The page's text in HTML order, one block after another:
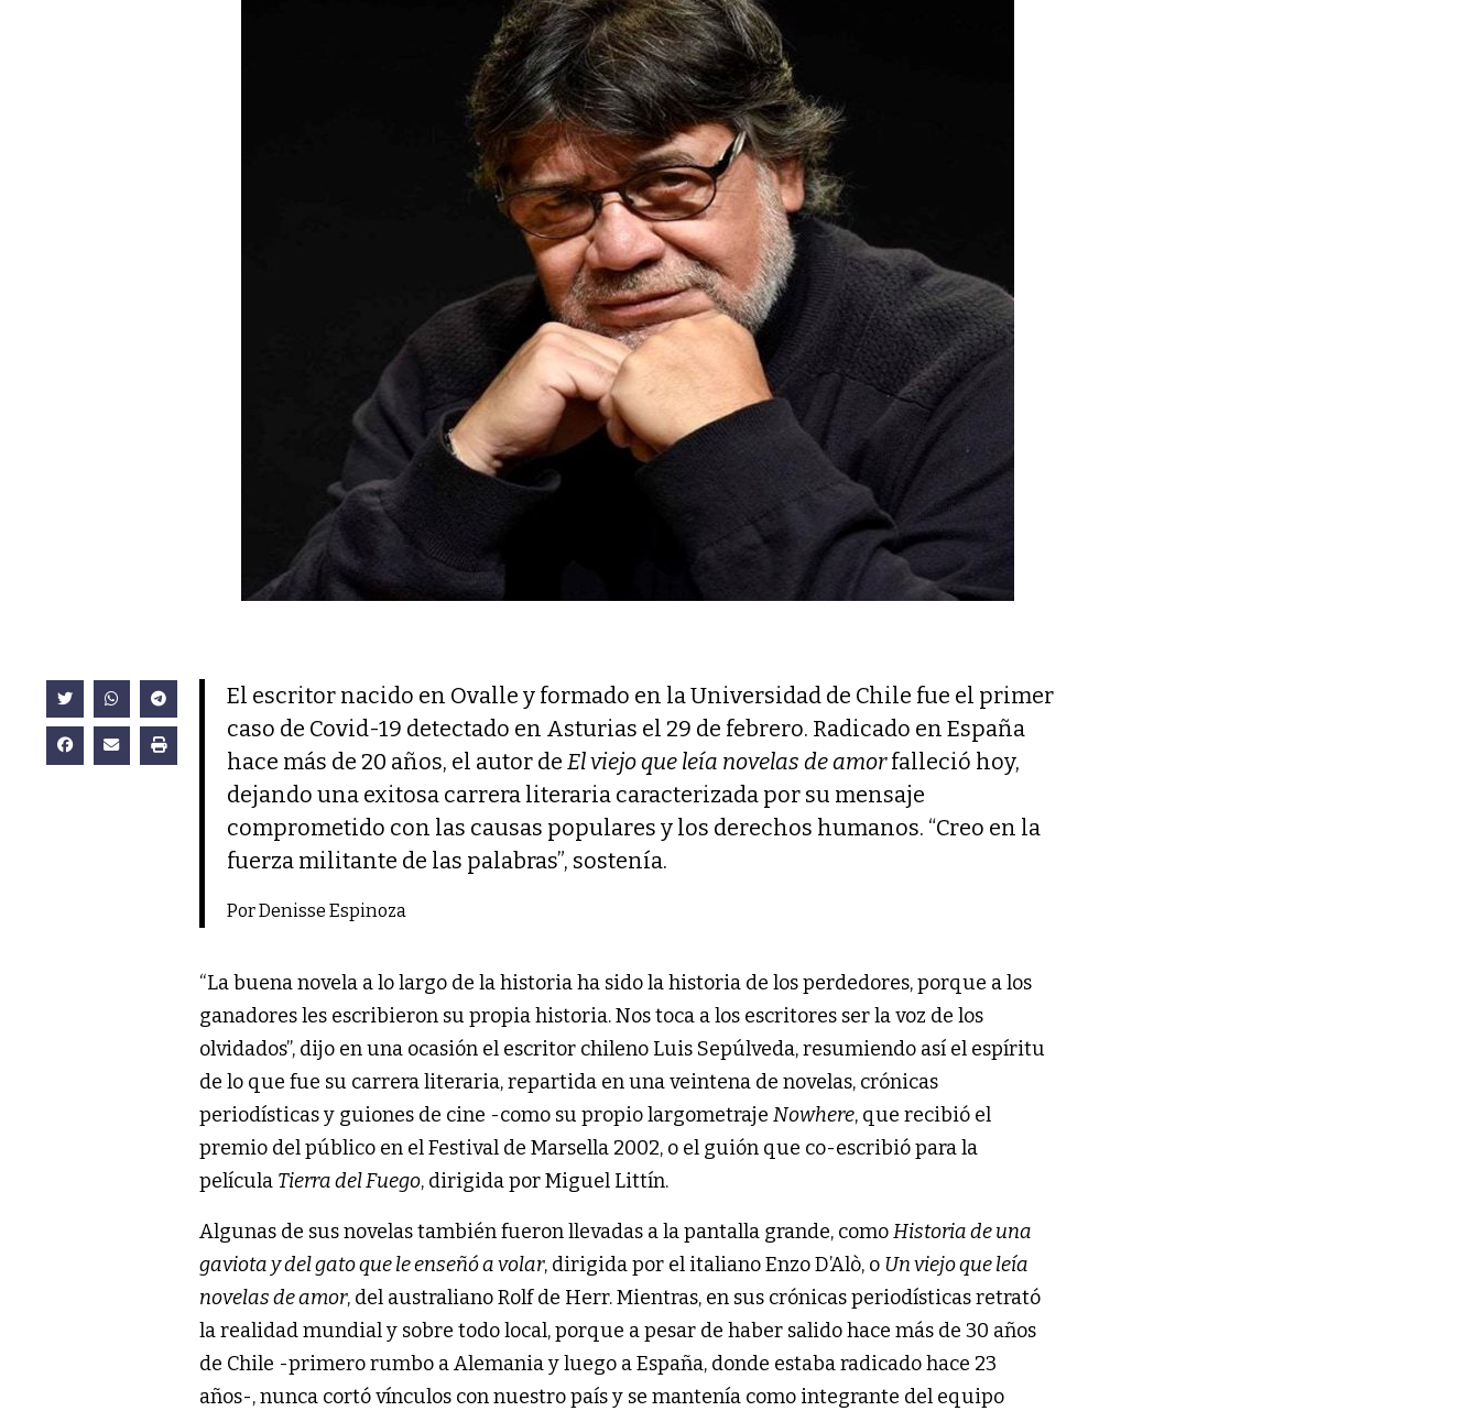
El escritor nacido en Ovalle y formado en la Universidad de Chile fue el primer
caso de Covid-19 detectado en Asturias el 29 de febrero. Radicado en España
hace más de 20 años, el autor de El viejo que leía novelas de amorfalleció hoy,
dejando una exitosa carrera literaria caracterizada por su mensaje
comprometido con las causas populares y los derechos humanos. “Creo en la
fuerza militante de las palabras”, sostenía.
Por Denisse Espinoza
“La buena novela a lo largo de la historia ha sido la historia de los perdedores, porque a los
ganadores les escribieron su propia historia. Nos toca a los escritores ser la voz de los
olvidados”, dijo en una ocasión el escritor chileno Luis Sepúlveda, resumiendo así el espíritu
de lo que fue su carrera literaria, repartida en una veintena de novelas, crónicas
periodísticas y guiones de cine -como su propio largometraje Nowhere, que recibió el
premio del público en el Festival de Marsella 2002, o el guión que co-escribió para la
película Tierra del Fuego, dirigida por Miguel Littín.
Algunas de sus novelas también fueron llevadas a la pantalla grande, comoHistoria de una
gaviota y del gato que le enseñó a volar, dirigida por el italiano Enzo D’Alò, o Un viejo que leía
novelas de amor, del australiano Rolf de Herr. Mientras, en sus crónicas periodísticas retrató
la realidad mundial y sobre todo local, porque a pesar de haber salido hace más de 30 años
de Chile -primero rumbo a Alemania y luego a España, donde estaba radicado hace 23
años-, nunca cortó vínculos con nuestro país y se mantenía como integrante del equipo